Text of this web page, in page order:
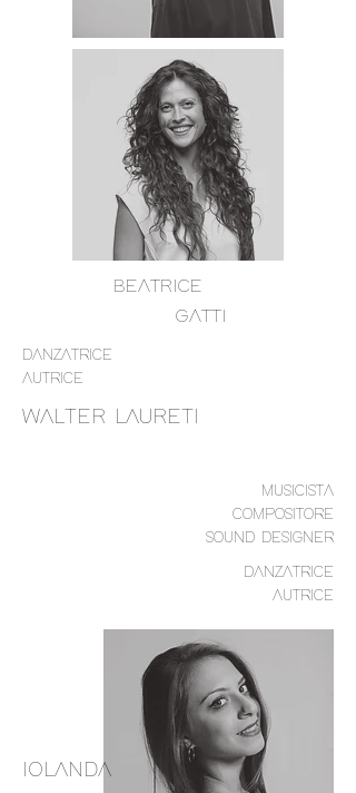
BEATRICE
GATTI
DANZATRICE
AUTRICE
WALTER LAURETI
MUSICISTA
COMPOSITORE
SOUND DESIGNER
DANZATRICE
AUTRICE
IOLANDA